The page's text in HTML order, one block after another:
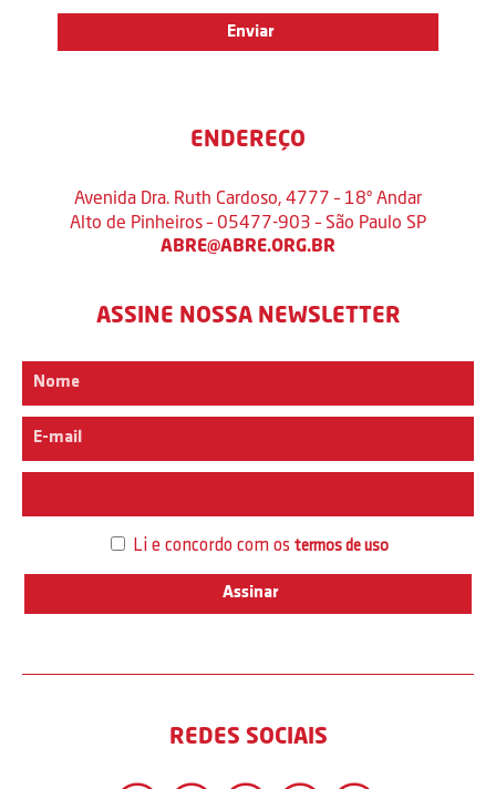
ENDEREÇO
Avenida Dra. Ruth Cardoso, 4777 – 18º Andar
Alto de Pinheiros – 05477-903 – São Paulo SP
ABRE@ABRE.ORG.BR
ASSINE NOSSA NEWSLETTER
Li e concordo com os termos de uso
REDES SOCIAIS